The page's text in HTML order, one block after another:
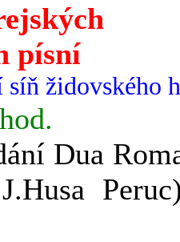
písní
židovského
Dua